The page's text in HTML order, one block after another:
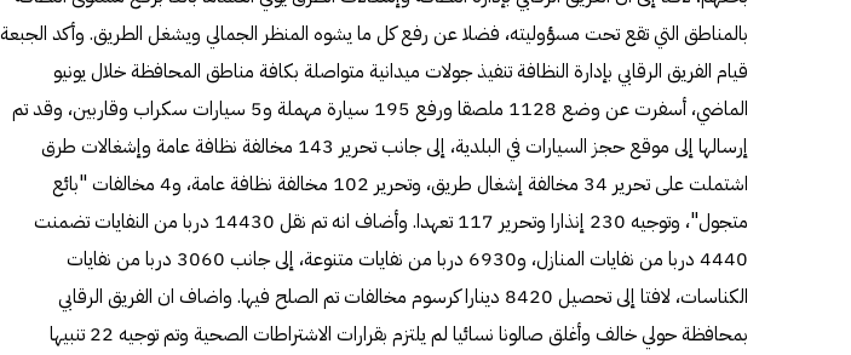
بالمناطق التي تقع تحت مسؤوليته، فضلا عن رفع كل ما يشوه المنظر الجمالي ويشغل الطريق. وأكد الجبعة
قيام الفريق الرقابي بإدارة النظافة تنفيذ جولات ميدانية متواصلة بكافة مناطق المحافظة خلال يونيو
الماضي، أسفرت عن وضع 1128 ملصقا ورفع 195 سيارة مهملة و5 سيارات سكراب وقاربين، وقد تم
إرسالها إلى موقع حجز السيارات في البلدية، إلى جانب تحرير 143 مخالفة نظافة عامة وإشغالات طرق
اشتملت على تحرير 34 مخالفة إشغال طريق، وتحرير 102 مخالفة نظافة عامة، و4 مخالفات "بائع
متجول"، وتوجيه 230 إنذارا وتحرير 117 تعهدا. وأضاف انه تم نقل 14430 دربا من النفايات تضمنت
4440 دربا من نفايات المنازل، و6930 دربا من نفايات متنوعة، إلى جانب 3060 دربا من نفايات
الكناسات، لافتا إلى تحصيل 8420 دينارا كرسوم مخالفات تم الصلح فيها. واضاف ان الفريق الرقابي
بمحافظة حولي خالف وأغلق صالونا نسائيا لم يلتزم بقرارات الاشتراطات الصحية وتم توجيه 22 تنبيها